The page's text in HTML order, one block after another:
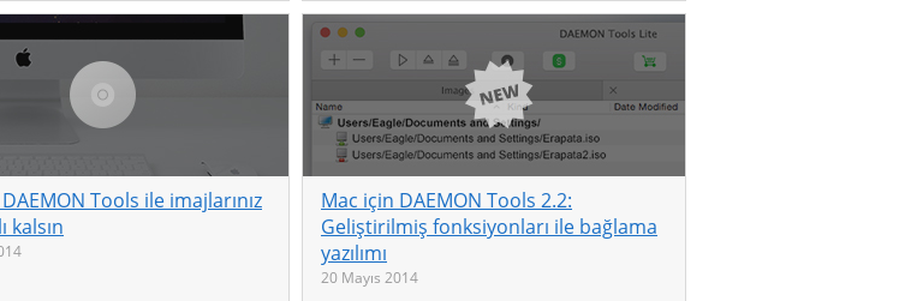
Tools ile imajlarınız
kalsın
Mac için DAEMON Tools 2.2:
Geliştirilmiş fonksiyonları ile bağlama
yazılımı
20 Mayıs 2014